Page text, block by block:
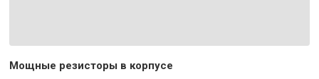
Мощные резисторы в корпусе